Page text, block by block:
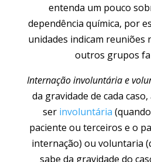
entenda um pouco
dependência química, por
unidades indicam reuniões
outros grupos
Internação involuntária e
da gravidade de cada
ser involuntária
paciente ou terceiros e o
internação) ou voluntaria
sabe da gravidade do